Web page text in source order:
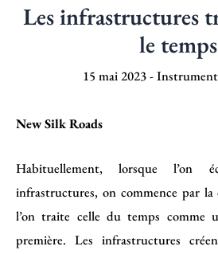
Les infrastructures
le temps
15 mai 2023-Instrument
New Silk Roads
Habituellement, lorsque
infrastructures, on commence par la
l’on traite celle du temps comme
première. Les infrastructures